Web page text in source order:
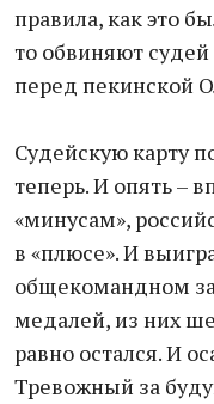
правила, как это
то обвиняют
перед пекинской
Судейскую карту
теперь. И опять –
«минусам»,
в «плюсе». И
общекомандном
медалей, из них
равно остался. И
Тревожный за